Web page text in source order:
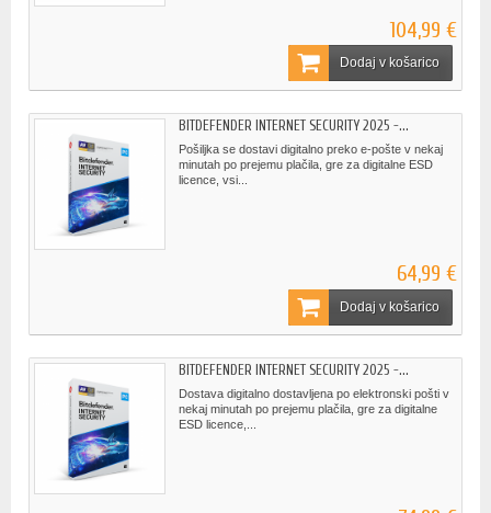
104,99 €
Dodaj v košarico
BITDEFENDER INTERNET SECURITY 2025 -...
Pošiljka se dostavi digitalno preko e-pošte v nekaj
minutah po prejemu plačila, gre za digitalne ESD
licence, vsi...
64,99 €
Dodaj v košarico
BITDEFENDER INTERNET SECURITY 2025 -...
Dostava digitalno dostavljena po elektronski pošti v
nekaj minutah po prejemu plačila, gre za digitalne
ESD licence,...